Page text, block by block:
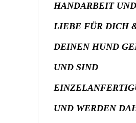
HANDARBEIT
LIEBE FÜR DICH
DEINEN HUND
UND SIND
UND WERDEN